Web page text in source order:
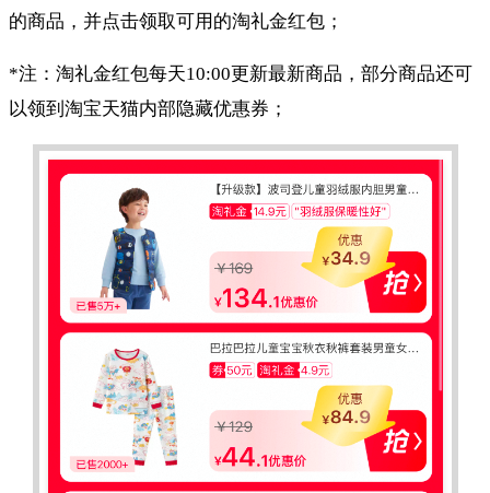
的商品，并点击领取可用的淘礼金红包；
*注：淘礼金红包每天10:00更新最新商品，部分商品还可
以领到淘宝天猫内部隐藏优惠券；